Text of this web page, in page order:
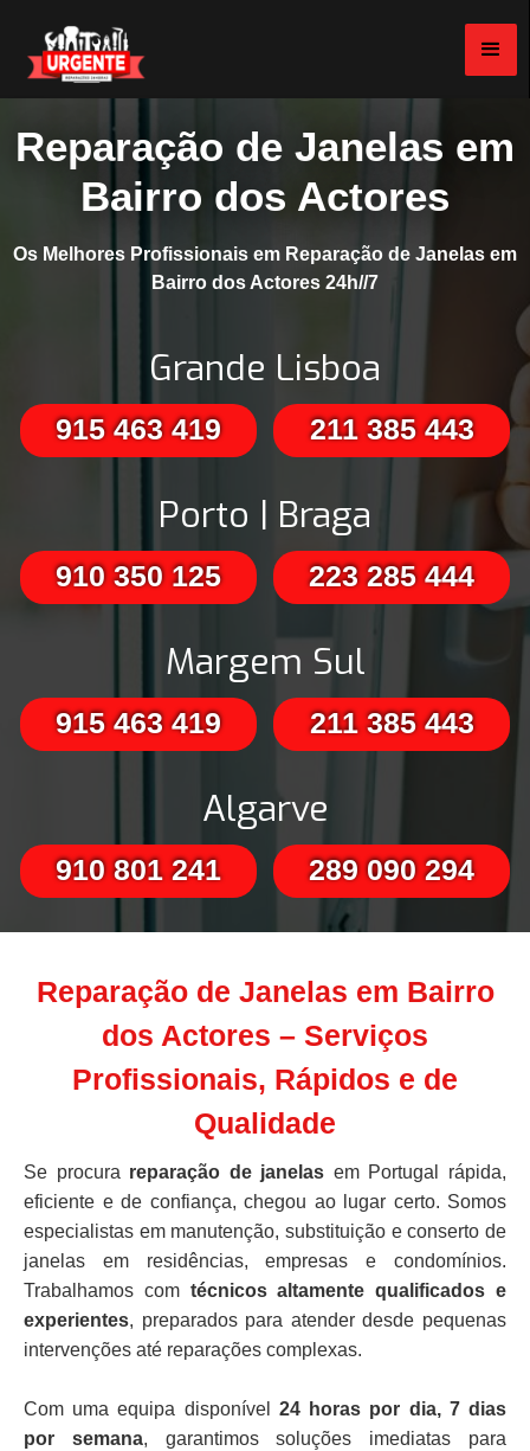
Reparação de Janelas em
Bairro dos Actores
Os Melhores Profissionais em Reparação de Janelas em
Bairro dos Actores 24h//7
Grande Lisboa
915 463 419 211 385 443
Porto | Braga
910 350 125 223 285 444
Margem Sul
915 463 419 211 385 443
Algarve
910 801 241 289 090 294
Reparação de Janelas em Bairro
dos Actores – Serviços
Profissionais, Rápidos e de
Qualidade
Se procura reparação de janelas em Portugal rápida,
eficiente e de confiança, chegou ao lugar certo. Somos
especialistas em manutenção, substituição e conserto de
janelas em residências, empresas e condomínios.
Trabalhamos com técnicos altamente qualificados e
experientes, preparados para atender desde pequenas
intervenções até reparações complexas.
Com uma equipa disponível 24 horas por dia, 7 dias
por semana, garantimos soluções imediatas para